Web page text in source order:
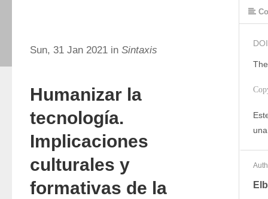
Sun, 31 Jan 2021 in Sintaxis
Humanizar la
tecnología.
Implicaciones
culturales y
formativas de la
DOI